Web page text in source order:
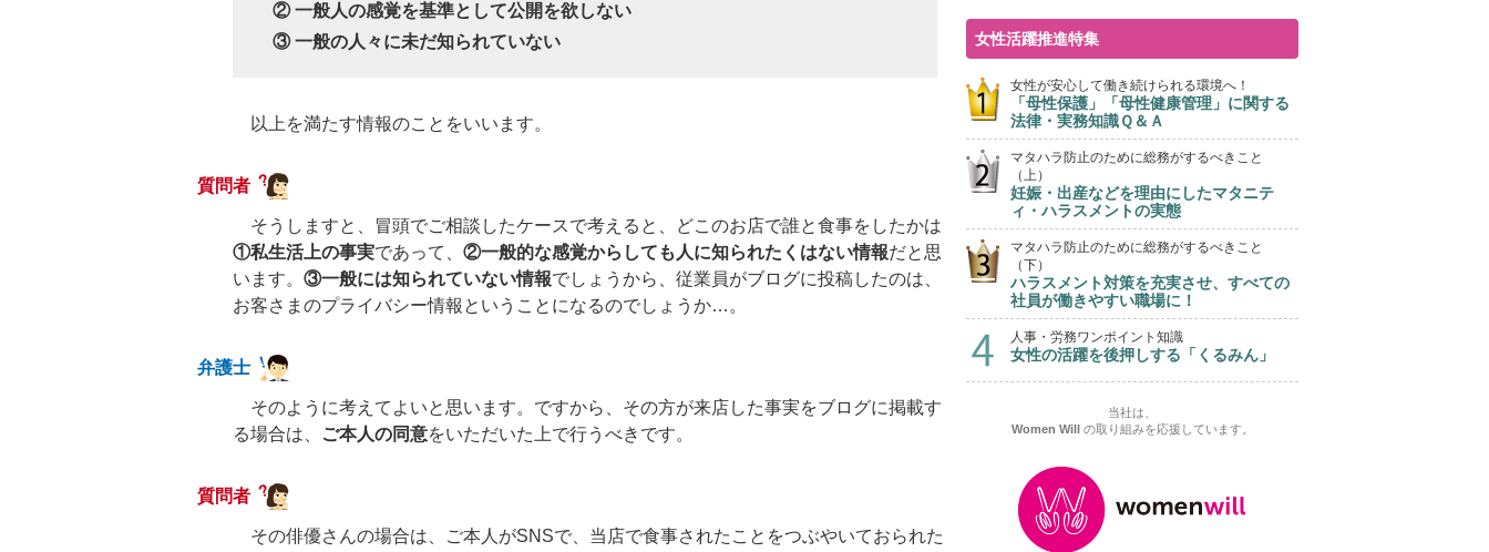
② 一般人の感覚を基準として公開を欲しない
③ 一般の人々に未だ知られていない
以上を満たす情報のことをいいます。
質問者
そうしますと、冒頭でご相談したケースで考えると、どこのお店で誰と食事をしたかは
①私生活上の事実であって、 ②一般的な感覚からしても人に知られたくはない情報だと思
います。 ③一般には知られていない情報でしょうから、従業員がブログに投稿したのは、
お客さまのプライバシー情報ということになるのでしょうか…。
弁護士
そのように考えてよいと思います。ですから、その方が来店した事実をブログに掲載す
る場合は、
ご本人の同意をいただいた上で行うべきです。
質問者
その俳優さんの場合は、ご本人がSNSで、当店で食事されたことをつぶやいておられた
女性活躍推進特集
女性が安心して働き続けられる環境へ！
「母性保護」「母性健康管理」に関する
法律・実務知識Ｑ＆Ａ
マタハラ防止のために総務がするべきこと
（上）
妊娠・出産などを理由にしたマタニテ
ィ・ハラスメントの実態
マタハラ防止のために総務がするべきこと
（下）
ハラスメント対策を充実させ、すべての
社員が働きやすい職場に！
人事・労務ワンポイント知識
女性の活躍を後押しする「くるみん」
当社は、
Women Willの取り組みを応援しています。